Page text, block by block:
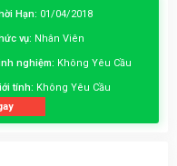
Hạn: 01/04/2018
vụ: Nhân Viên
nghiệm: Không Yêu Cầu
tính: Không Yêu Cầu